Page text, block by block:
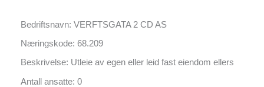
Bedriftsnavn: VERFTSGATA 2 CD AS
Næringskode: 68.209
Beskrivelse: Utleie av egen eller leid fast eiendom ellers
Antall ansatte: 0